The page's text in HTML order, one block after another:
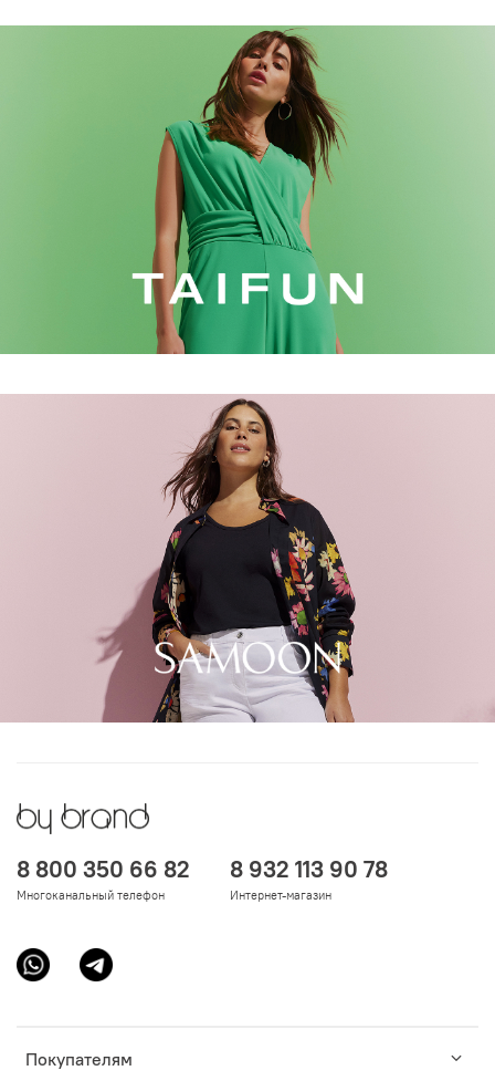
Покупателям
8 800 350 66 82
Многоканальный телефон
8 932 113 90 78
Интернет-магазин